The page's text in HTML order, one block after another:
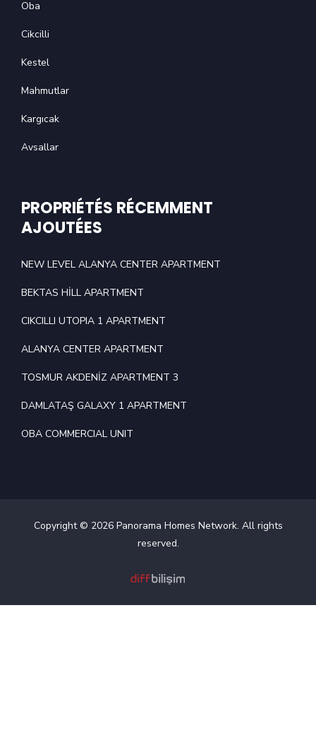
Oba
Cikcilli
Kestel
Mahmutlar
Kargıcak
Avsallar
PROPRIÉTÉS RÉCEMMENT
AJOUTÉES
NEW LEVEL ALANYA CENTER APARTMENT
BEKTAS HİLL APARTMENT
CIKCILLI UTOPIA 1 APARTMENT
ALANYA CENTER APARTMENT
TOSMUR AKDENİZ APARTMENT 3
DAMLATAŞ GALAXY 1 APARTMENT
OBA COMMERCIAL UNIT
Copyright © 2026 Panorama Homes Network. All rights
reserved.